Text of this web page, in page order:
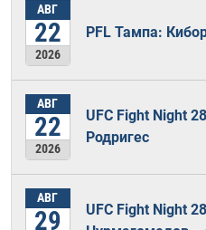
АВГ
22
2026
PFL Тампа:
АВГ
22
2026
UFC Fight Night
Родригес
АВГ
29
UFC Fight Night